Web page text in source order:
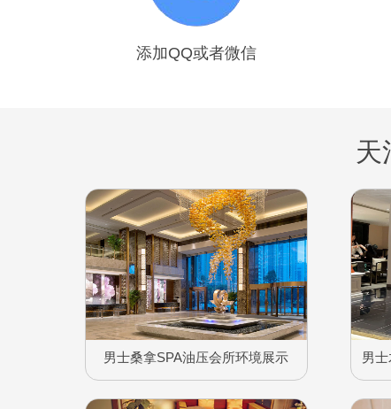
添加QQ或者微信
天
男士桑拿SPA油压会所环境展示 男